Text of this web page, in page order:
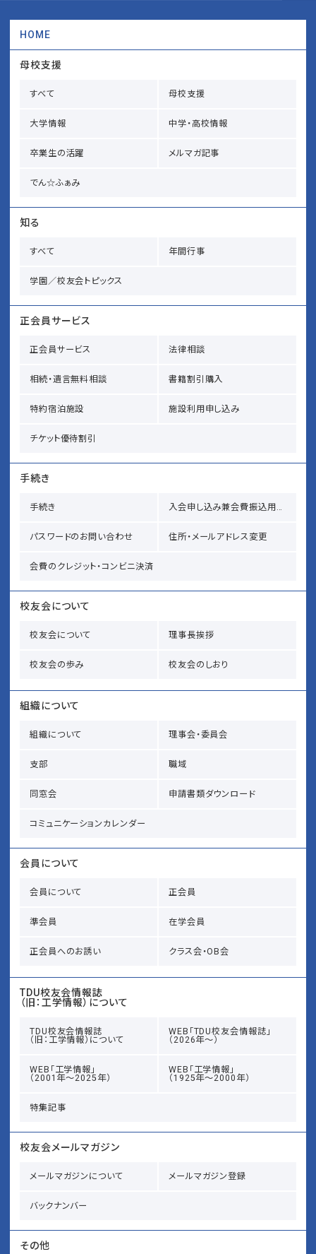
HOME
母校支援
すべて 母校支援
大学情報 中学・高校情報
卒業生の活躍 メルマガ記事
でん☆ふぁみ
知る
すべて 年間行事
学園／校友会トピックス
正会員サービス
正会員サービス 法律相談
相続・遺言無料相談 書籍割引購入
特約宿泊施設 施設利用申し込み
チケット優待割引
手続き
手続き 入会申し込み兼会費振込用紙請求
パスワードのお問い合わせ 住所・メールアドレス変更
会費のクレジット・コンビニ決済
校友会について
校友会について 理事長挨拶
校友会の歩み 校友会のしおり
組織について
組織について 理事会・委員会
支部 職域
同窓会 申請書類ダウンロード
コミュニケーションカレンダー
会員について
会員について 正会員
準会員 在学会員
正会員へのお誘い クラス会・OB会
TDU校友会情報誌
（旧：工学情報）について
TDU校友会情報誌
（旧：工学情報）について
WEB「TDU校友会情報誌」
（2026年～）
WEB「工学情報」
（2001年～2025年）
WEB「工学情報」
（1925年～2000年）
特集記事
校友会メールマガジン
メールマガジンについて メールマガジン登録
バックナンバー
その他